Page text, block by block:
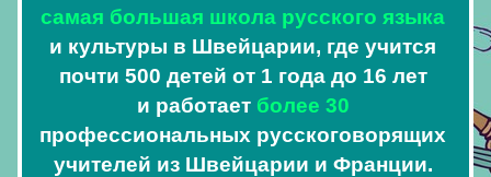
самая большая школа русского языка
и культуры в Швейцарии, где учится
почти 500 детей от 1 года до 16 лет
и работает
профессиональных русскоговорящих
учителей из Швейцарии и Франции.